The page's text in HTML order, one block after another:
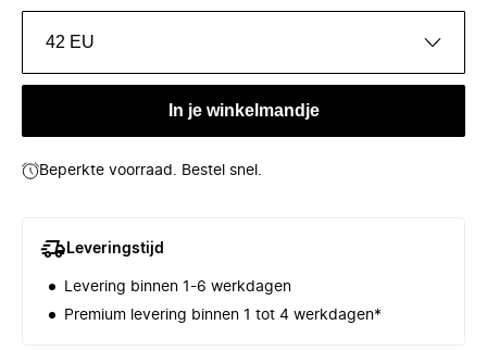
42 EU
In je winkelmandje
Beperkte voorraad. Bestel snel.
Leveringstijd
Levering binnen 1-6 werkdagen
Premium levering binnen 1 tot 4 werkdagen*